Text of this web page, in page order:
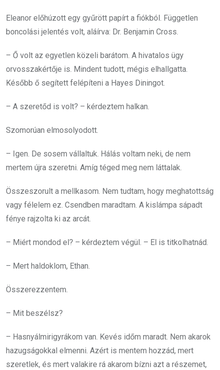
Eleanor előhúzott egy gyűrött papírt a fiókból. Független
boncolási jelentés volt, aláírva: Dr. Benjamin Cross.
– Ő volt az egyetlen közeli barátom. A hivatalos ügy
orvosszakértője is. Mindent tudott, mégis elhallgatta.
Később ő segített felépíteni a Hayes Diningot.
– A szeretőd is volt? – kérdeztem halkan.
Szomorúan elmosolyodott.
– Igen. De sosem vállaltuk. Hálás voltam neki, de nem
mertem újra szeretni. Amíg téged meg nem láttalak.
Összeszorult a mellkasom. Nem tudtam, hogy meghatottság
vagy félelem ez. Csendben maradtam. A kislámpa sápadt
fénye rajzolta ki az arcát.
– Miért mondod el? – kérdeztem végül. – El is titkolhatnád.
– Mert haldoklom, Ethan.
Összerezzentem.
– Mit beszélsz?
– Hasnyálmirigyrákom van. Kevés időm maradt. Nem akarok
hazugságokkal elmenni. Azért is mentem hozzád, mert
szeretlek, és mert valakire rá akarom bízni azt a részemet,